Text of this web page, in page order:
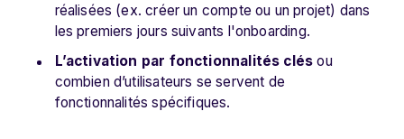
réalisées (ex. créer un compte ou un projet) dans
les premiers jours suivants l'onboarding.
L’activation par fonctionnalités clés ou
combien d’utilisateurs se servent de
fonctionnalités spécifiques.